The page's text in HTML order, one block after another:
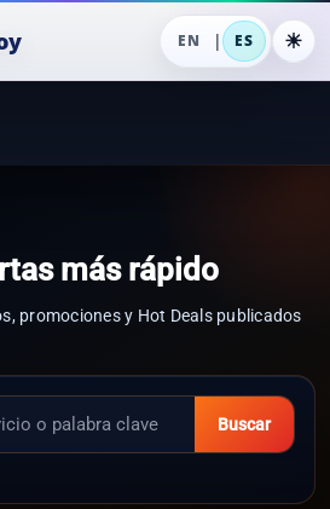
EN | ES
más rápido
promociones y Hot Deals publicados
Buscar